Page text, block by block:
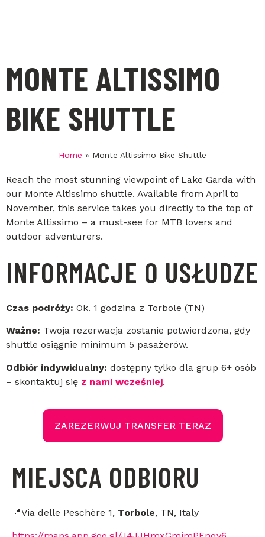
MONTE ALTISSIMO
BIKE SHUTTLE
Home » Monte Altissimo Bike Shuttle
Reach the most stunning viewpoint of Lake Garda with
our Monte Altissimo shuttle. Available from April to
November, this service takes you directly to the top of
Monte Altissimo – a must-see for MTB lovers and
outdoor adventurers.
INFORMACJE O USŁUDZE
Czas podróży: Ok. 1 godzina z Torbole (TN)
Ważne: Twoja rezerwacja zostanie potwierdzona, gdy
shuttle osiągnie minimum 5 pasażerów.
Odbiór indywidualny: dostępny tylko dla grup 6+ osób
– skontaktuj się z nami wcześniej.
ZAREZERWUJ TRANSFER TERAZ
MIEJSCA ODBIORU
📍Via delle Peschère 1, Torbole, TN, Italy